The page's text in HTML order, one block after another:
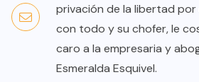
privación de la libertad
con todo y su chofer, le
caro a la empresaria y
Esmeralda Esquivel.